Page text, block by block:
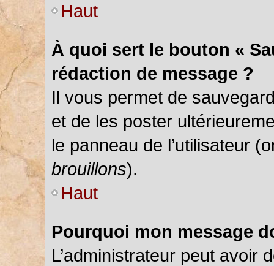
Haut
À quoi sert le bouton «
rédaction de message ?
Il vous permet de
et de les poster
le panneau de l’utilisateur
brouillons).
Haut
Pourquoi mon message
L’administrateur peut avoir